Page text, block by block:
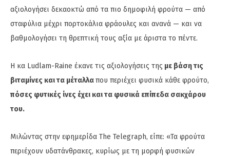
αξιολογήσει δεκαοκτώ από τα πιο δημοφιλή φρούτα — από
σταφύλια μέχρι πορτοκάλια φράουλες και ανανά — και να
βαθμολογήσει τη θρεπτική τους αξία με άριστα το πέντε.
Η κα Ludlam-Raine έκανε τις αξιολογήσεις της με βάση τις
βιταμίνες και τα μέταλλαπου περιέχει φυσικά κάθε φρούτο,
πόσες φυτικές ίνες έχει και τα φυσικά επίπεδα σακχάρου
του.
Μιλώντας στην εφημερίδα The Telegraph, είπε: «Τα φρούτα
περιέχουν υδατάνθρακες, κυρίως με τη μορφή φυσικών